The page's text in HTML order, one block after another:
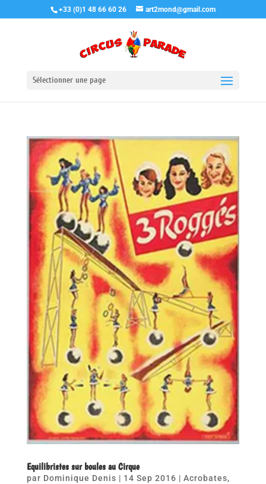
+33 (0)1 48 66 60 26 art2mond@gmail.com
Sélectionner une page
Equilibristes sur boules au Cirque
par Dominique Denis | 14 Sep 2016 | Acrobates,